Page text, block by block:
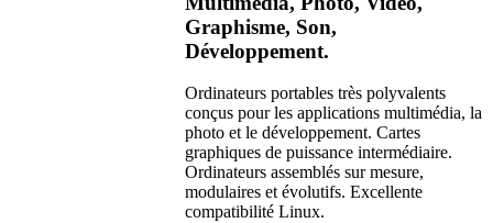
Graphisme, Son,
Développement.
Ordinateurs portables très polyvalents
conçus pour les applications multimédia, la
photo et le développement. Cartes
graphiques de puissance intermédiaire.
Ordinateurs assemblés sur mesure,
modulaires et évolutifs. Excellente
compatibilité Linux.